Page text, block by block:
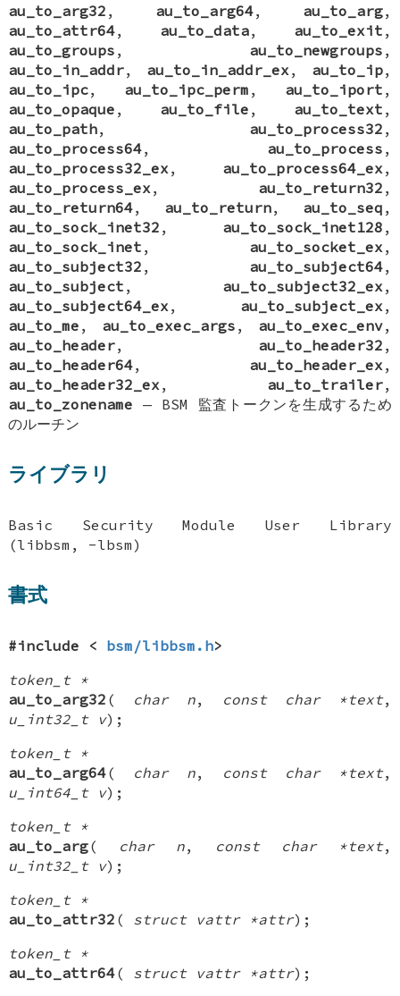
au_to_arg32 , au_to_arg64, au_to_arg,
au_to_attr64, au_to_data, au_to_exit ,
au_to_groups , au_to_newgroups ,
au_to_in_addr, au_to_in_addr_ex , au_to_ip,
au_to_ipc, au_to_ipc_perm , au_to_iport ,
au_to_opaque , au_to_file , au_to_text ,
au_to_path, au_to_process32 ,
au_to_process64, au_to_process ,
au_to_process32_ex , au_to_process64_ex ,
au_to_process_ex , au_to_return32 ,
au_to_return64, au_to_return, au_to_seq ,
au_to_sock_inet32 , au_to_sock_inet128 ,
au_to_sock_inet , au_to_socket_ex ,
au_to_subject32 , au_to_subject64,
au_to_subject , au_to_subject32_ex ,
au_to_subject64_ex , au_to_subject_ex ,
au_to_me , au_to_exec_args , au_to_exec_env,
au_to_header, au_to_header32 ,
au_to_header64, au_to_header_ex ,
au_to_header32_ex , au_to_trailer,
au_to_zonename — BSM 監査トークンを生成するため
のルーチン
ライブラリ
Basic Security Module User Library
(libbsm, -lbsm)
書式
#include < bsm/libbsm.h>
token_t *
au_to_arg32 ( char n, const char *text,
u_int32_t v);
token_t *
au_to_arg64( char n, const char *text,
u_int64_t v);
token_t *
au_to_arg( char n, const char *text,
u_int32_t v);
token_t *
au_to_attr32 ( struct vattr *attr);
token_t *
au_to_attr64( struct vattr *attr);